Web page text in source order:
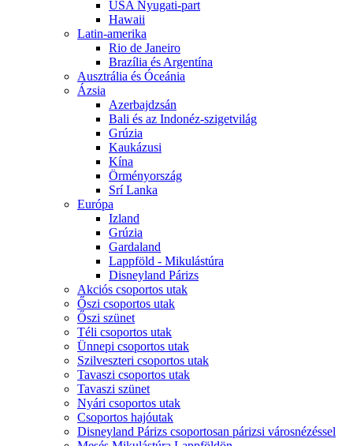
USA Nyugati-part
Hawaii
Latin-amerika
Rio de Janeiro
Brazília és Argentína
Ausztrália és Óceánia
Ázsia
Azerbajdzsán
Bali és az Indonéz-szigetvilág
Grúzia
Kaukázusi
Kína
Örményország
Srí Lanka
Európa
Izland
Grúzia
Gardaland
Lappföld - Mikulástúra
Disneyland Párizs
Akciós csoportos utak
Őszi csoportos utak
Őszi szünet
Téli csoportos utak
Ünnepi csoportos utak
Szilveszteri csoportos utak
Tavaszi csoportos utak
Tavaszi szünet
Nyári csoportos utak
Csoportos hajóutak
Disneyland Párizs csoportosan párizsi városnézéssel